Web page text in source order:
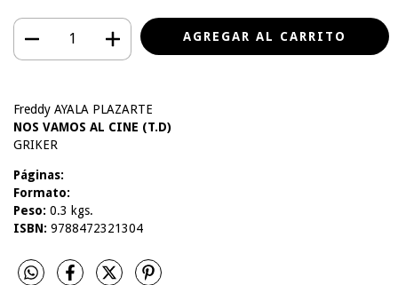
Freddy AYALA PLAZARTE
NOS VAMOS AL CINE (T.D)
GRIKER
Páginas:
Formato:
Peso: 0.3 kgs.
ISBN: 9788472321304